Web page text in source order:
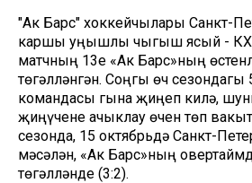
"Ак Барс" хоккейчылары Санкт-
каршы уңышлы чыгыш ясый -
матчның 13е «Ак Барс»ның
төгәлләнгән. Соңгы өч
командасы гына җиңеп килә,
җиңүчене ачыклау өчен төп
сезонда, 15 октябрьдә Санкт-
мәсәлән, «Ак Барс»ның
төгәлләнде (3:2).